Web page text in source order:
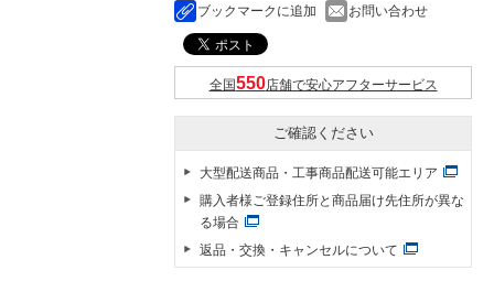
ブックマークに追加 お問い合わせ
全国 店舗で安心アフターサービス
ご確認ください
大型配送商品・工事商品配送可能エリア
購入者様ご登録住所と商品届け先住所が異な
る場合
返品・交換・キャンセルについて